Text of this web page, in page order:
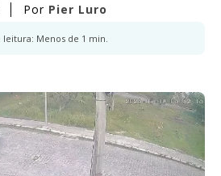
Por Pier Luro
leitura: Menos de 1 min.